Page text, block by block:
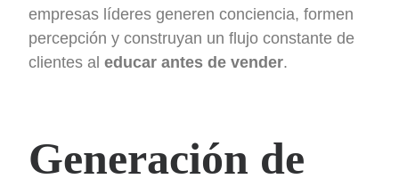
empresas líderes generen conciencia, formen
percepción y construyan un flujo constante de
clientes aleducar antes de vender.
Generación de